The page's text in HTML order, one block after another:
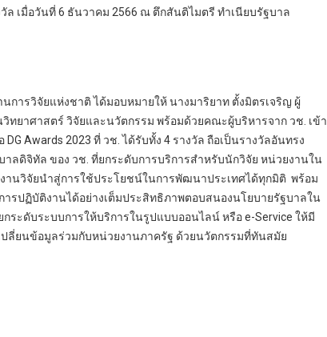
เมื่อวันที่ 6 ธันวาคม 2566 ณ ตึกสันติไมตรี ทำเนียบรัฐบาล
ารวิจัยแห่งชาติ ได้มอบหมายให้ นางมาริยาท ตั้งมิตรเจริญ ผู้
ทยาศาสตร์ วิจัยและนวัตกรรม พร้อมด้วยคณะผู้บริหารจาก วช. เข้า
Awards 2023 ที่ วช. ได้รับทั้ง 4 รางวัล ถือเป็นรางวัลอันทรง
ดิจิทัล ของ วช. ที่ยกระดับการบริการสำหรับนักวิจัย หน่วยงานใน
านวิจัยนำสู่การใช้ประโยชน์ในการพัฒนาประเทศได้ทุกมิติ พร้อม
รปฏิบัติงานได้อย่างเต็มประสิทธิภาพตอบสนองนโยบายรัฐบาลใน
ระดับระบบการให้บริการในรูปแบบออนไลน์ หรือ e-Service ให้มี
ลี่ยนข้อมูลร่วมกับหน่วยงานภาครัฐ ด้วยนวัตกรรมที่ทันสมัย